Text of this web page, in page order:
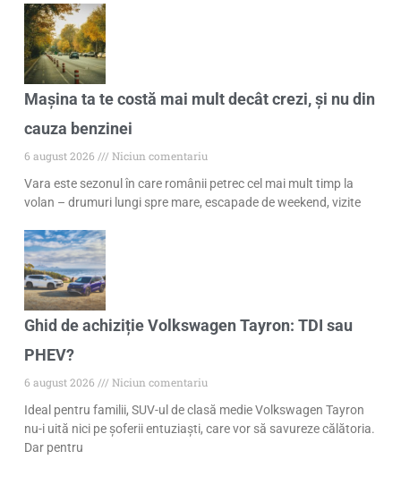
Mașina ta te costă mai mult decât crezi, și nu din
cauza benzinei
6 august 2026
Niciun comentariu
Vara este sezonul în care românii petrec cel mai mult timp la
volan – drumuri lungi spre mare, escapade de weekend, vizite
Ghid de achiziție Volkswagen Tayron: TDI sau
PHEV?
6 august 2026
Niciun comentariu
Ideal pentru familii, SUV-ul de clasă medie Volkswagen Tayron
nu-i uită nici pe șoferii entuziaști, care vor să savureze călătoria.
Dar pentru